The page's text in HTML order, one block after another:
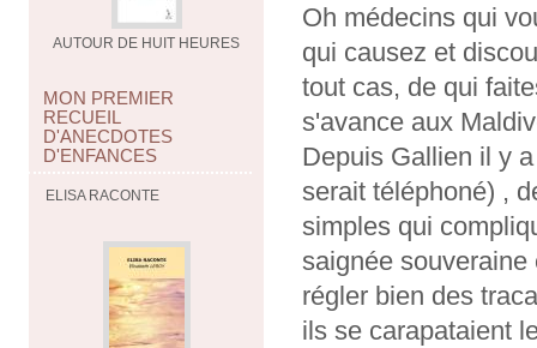
AUTOUR DE HUIT HEURES
MON PREMIER
RECUEIL
D'ANECDOTES
D'ENFANCES
ELISA RACONTE
Oh médecins qui
qui causez et
tout cas, de qui
s'avance aux
Depuis Gallien il y
serait téléphoné) ,
simples qui
saignée
régler bien des
ils se carapataient